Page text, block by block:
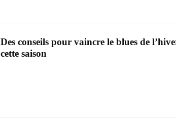
Des conseils pour vaincre le blues de
cette saison